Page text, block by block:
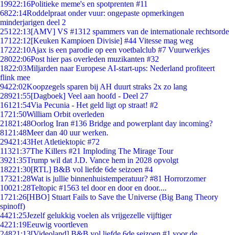
19922:16Politieke meme's en spotprenten #11
6822:14Roddelpraat onder vuur: ongepaste opmerkingen
minderjarigen deel 2
251 22:13[AMV] VS #1312 spammers van de internationale rechtsorde
171 22:12[Keuken Kampioen Divisie] #44 Vitesse mag weg
17222:10Ajax is een parodie op een voetbalclub #7 Vuurwerkjes
28022:06Post hier pas overleden muzikanten #32
1822:03Miljarden naar Europese AI-start-ups: Nederland profiteert
flink mee
9422:02Koopzegels sparen bij AH duurt straks 2x zo lang
28921:55[Dagboek] Veel aan hoofd - Deel 27
161 21:54Via Pecunia - Het geld ligt op straat! #2
1721:50William Orbit overleden
21821:48Oorlog Iran #136 Bridge and powerplant day incoming?
81 21:48Meer dan 40 uur werken.
29421:43Het Atletiektopic #72
11321:37The Killers #21 Imploding The Mirage Tour
3921:35Trump wil dat J.D. Vance hem in 2028 opvolgt
18221:30[RTL] B&B vol liefde 6de seizoen #4
17321:28Wat is jullie binnenhuistemperatuur? #81 Horrorzomer
10021:28Teltopic #1563 tel door en door en door....
1721:26[HBO] Stuart Fails to Save the Universe (Big Bang Theory
spinoff)
4421:25Jezelf gelukkig voelen als vrijgezelle vijftiger
4221:19Eeuwig voortleven